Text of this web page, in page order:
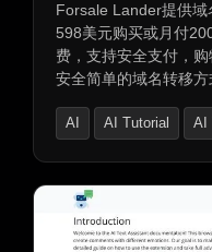
Forsale Lander提供
598美元购买或月付
费，支持安全支付，
安全简单的域名转移方
AI AI Tutorial AI